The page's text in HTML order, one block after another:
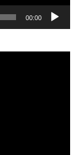
00:00